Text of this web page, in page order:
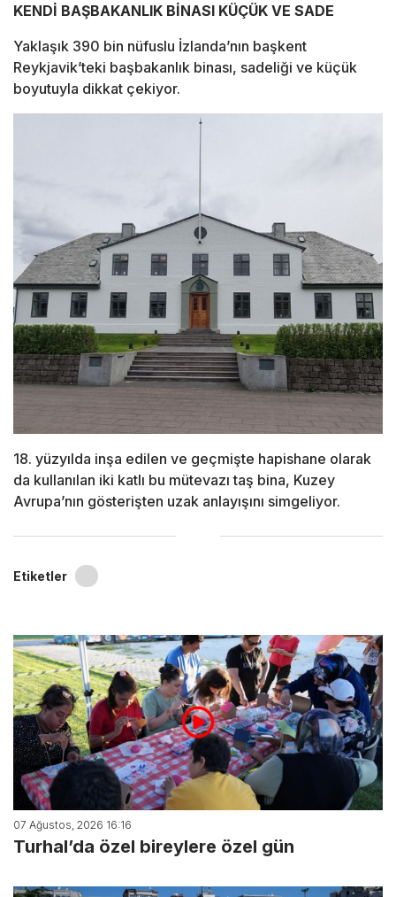
KENDİ BAŞBAKANLIK BİNASI KÜÇÜK VE SADE
Yaklaşık 390 bin nüfuslu İzlanda’nın başkent
Reykjavik’teki başbakanlık binası, sadeliği ve küçük
boyutuyla dikkat çekiyor.
18. yüzyılda inşa edilen ve geçmişte hapishane olarak
da kullanılan iki katlı bu mütevazı taş bina, Kuzey
Avrupa’nın gösterişten uzak anlayışını simgeliyor.
Etiketler
07 Ağustos, 2026 16:16
Turhal’da özel bireylere özel gün